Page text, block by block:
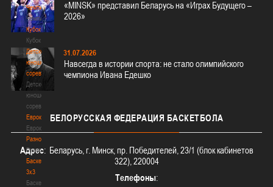
Чемпионат
Чемпионат
Кубок
Кубок
Детско-
юношеские
соревнования
Детско-
юношеские
соревнования
Еврокубки
Еврокубки
Разное
Разное
Баскетбол
3х3
Баскетбол
«MINSK» представил Беларусь на «Играх Будущего –
2026»
31.07.2026
Навсегда в истории спорта: не стало олимпийского
чемпиона Ивана Едешко
БЕЛОРУССКАЯ ФЕДЕРАЦИЯ БАСКЕТБОЛА
Адрес: Беларусь, г. Минск, пр. Победителей, 23/1 (блок кабинетов
322), 220004
Телефоны: